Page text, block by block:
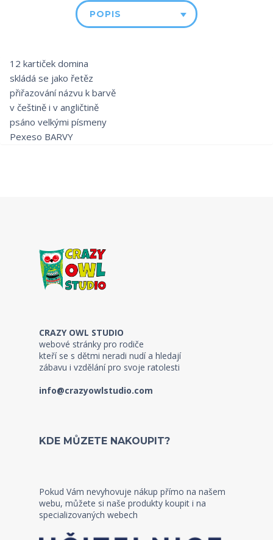
POPIS
12 kartiček domina
skládá se jako řetěz
přiřazování názvu k barvě
v češtině i v angličtině
psáno velkými písmeny
Pexeso BARVY
CRAZY OWL STUDIO
webové stránky pro rodiče
kteří se s dětmi neradi nudí a hledají
zábavu i vzdělání pro svoje ratolesti
info@crazyowlstudio.com
KDE MŮZETE NAKOUPIT?
Pokud Vám nevyhovuje nákup přímo na našem
webu, můžete si naše produkty koupit i na
specializovaných webech